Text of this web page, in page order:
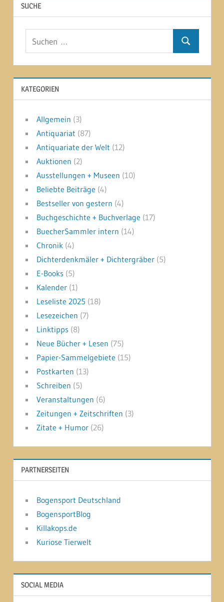
SUCHE
Suchen
KATEGORIEN
Allgemein (3)
Antiquariat (87)
Antiquariate der Welt (12)
Auktionen (2)
Ausstellungen + Museen (10)
Beliebte Beiträge (4)
Bestseller von gestern (4)
Buchgeschichte + Buchverlage (17)
BuecherSammler intern (14)
Chronik(4)
Dichterdenkmäler + Dichtergräber(5)
E-Books(5)
Kalender(1)
Leseliste 2025 (18)
Lesezeichen (7)
Linktipps(8)
Neue Bücher + Lesen (75)
Papier-Sammelgebiete (15)
Postkarten (13)
Schreiben (5)
Veranstaltungen (6)
Zeitungen + Zeitschriften (3)
Zitate + Humor(26)
PARTNERSEITEN
Bogensport Deutschland
BogensportBlog
Killakops.de
Kuriose Tierwelt
SOCIAL MEDIA